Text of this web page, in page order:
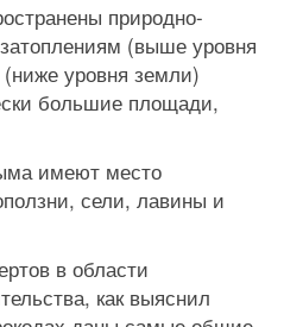
природно-
(выше уровня
уровня земли)
большие площади,
имеют место
сели, лавины и
в области
как выяснил